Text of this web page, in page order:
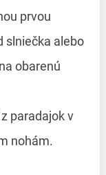
prvou
slniečka alebo
obarenú
paradajok v
nohám.